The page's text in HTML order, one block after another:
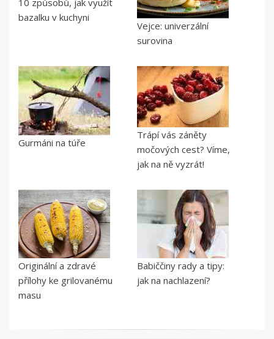
bazalku v kuchyni
Vejce: univerzální
surovina
Gurmáni na túře
Trápí vás záněty
močových cest? Víme,
jak na ně vyzrát!
Originální a zdravé
přílohy ke grilovanému
masu
Babiččiny rady a tipy:
jak na nachlazení?